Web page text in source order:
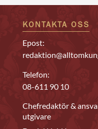
KONTAKTA OSS
Epost:
Telefon:
08-611 90 10
Chefredaktör &
utgivare